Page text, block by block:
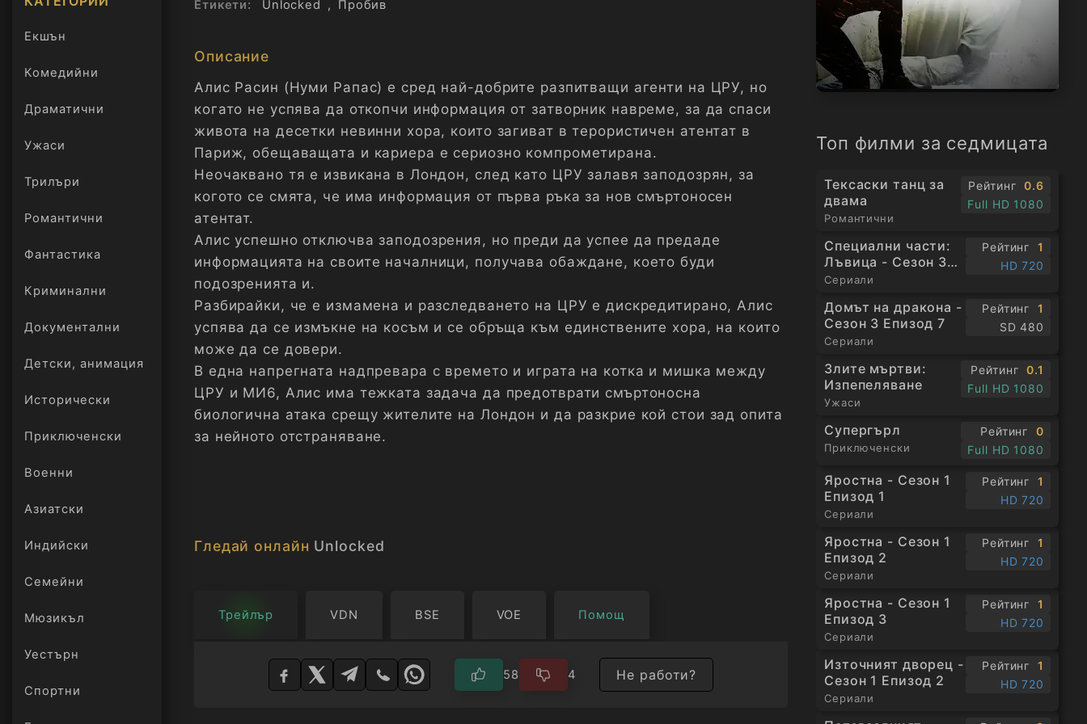
Екшън
Комедийни
Драматични
Ужаси
Трилъри
онлайн
Романтични
Фантастика
Криминални
Документални
Детски, анимация
Исторически
Приключенски
Военни
Азиатски
Индийски
Семейни
Мюзикъл
Уестърн
Спортни
Топ филми за седмицата
Тексаски танц за
двама
Романтични
Рейтинг
0.6
Full HD 1080
Специални части:
Лъвица - Сезон 3
Епизод 1
Сериали
Рейтинг
1
HD 720
Домът на дракона -
Сезон 3 Епизод 7
Сериали
Рейтинг
1
SD 480
Злите мъртви:
Изпепеляване
Ужаси
Рейтинг
0.1
Full HD 1080
Супергърл
Приключенски
Рейтинг
0
Full HD 1080
Яростна - Сезон 1
Епизод 1
Сериали
Рейтинг
1
HD 720
Яростна - Сезон 1
Епизод 2
Сериали
Рейтинг
1
HD 720
Яростна - Сезон 1
Епизод 3
Сериали
Рейтинг
1
HD 720
Източният дворец -
Сезон 1 Епизод 2
Сериали
Рейтинг
1
HD 720
Етикети:
Unlocked , Пробив
Описание
Алис Расин (Нуми Рапас) е сред най-добрите разпитващи агенти на ЦРУ, но
когато не успява да откопчи информация от затворник навреме, за да спаси
живота на десетки невинни хора, които загиват в терористичен атентат в
Париж, обещаващата и кариера е сериозно компрометирана.
Неочаквано тя е извикана в Лондон, след като ЦРУ залавя заподозрян, за
когото се смята, че има информация от първа ръка за нов смъртоносен
атентат.
Алис успешно отключва заподозрения, но преди да успее да предаде
информацията на своите началници, получава обаждане, което буди
подозренията и.
Разбирайки, че е измамена и разследването на ЦРУ е дискредитирано, Алис
успява да се измъкне на косъм и се обръща към единствените хора, на които
може да се довери.
В една напрегната надпревара с времето и играта на котка и мишка между
ЦРУ и МИ6, Алис има тежката задача да предотврати смъртоносна
биологична атака срещу жителите на Лондон и да разкрие кой стои зад опита
за нейното отстраняване.
Гледай онлайн Unlocked
Трейлър VDN BSE VOE Помощ
58 4 Не работи?